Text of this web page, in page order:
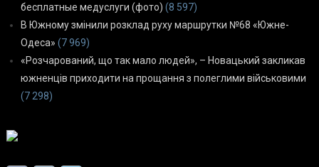
бесплатные медуслуги (фото) (8 597)
В Южному змінили розклад руху маршрутки №68 «Южне-
Одеса» (7 969)
«Розчарований, що так мало людей», – Новацький закликав
южненців приходити на прощання з полеглими військовими
(7 298)